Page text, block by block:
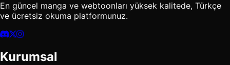
En güncel manga ve webtoonları yüksek kalitede, Türkçe
ve ücretsiz okuma platformunuz.
Kurumsal